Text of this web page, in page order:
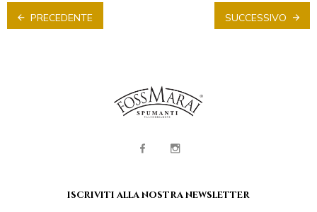
PRECEDENTE SUCCESSIVO
iscriviti alla nostra newsletter